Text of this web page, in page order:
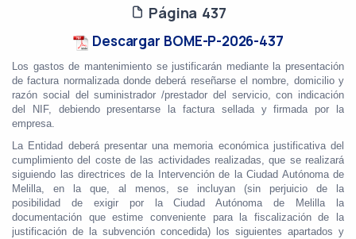
Página 437
Descargar BOME-P-2026-437
Los gastos de mantenimiento se justificarán mediante la presentación
de factura normalizada donde deberá reseñarse el nombre, domicilio y
razón social del suministrador /prestador del servicio, con indicación
del NIF, debiendo presentarse la factura sellada y firmada por la
empresa.
La Entidad deberá presentar una memoria económica justificativa del
cumplimiento del coste de las actividades realizadas, que se realizará
siguiendo las directrices de la Intervención de la Ciudad Autónoma de
Melilla, en la que, al menos, se incluyan (sin perjuicio de la
posibilidad de exigir por la Ciudad Autónoma de Melilla la
documentación que estime conveniente para la fiscalización de la
justificación de la subvención concedida) los siguientes apartados y